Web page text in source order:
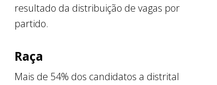
resultado da distribuição de vagas por
partido.
Raça
Mais de 54% dos candidatos a distrital